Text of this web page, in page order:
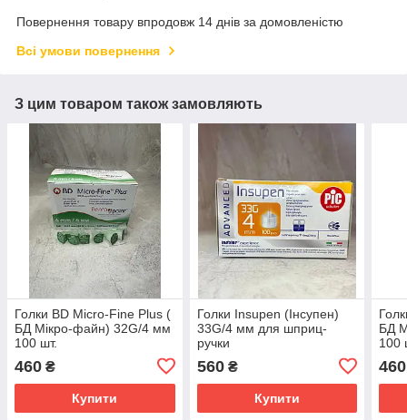
Повернення товару впродовж 14 днів за домовленістю
Всі умови повернення
З цим товаром також замовляють
Голки BD Micro-Fine Plus (
БД Мікро-файн) 32G/4 мм
100 шт.
460 ₴
Купити
Голки Insupen (Інсупен)
33G/4 мм для шприц-
ручки
560₴
Купити
БД
100
460